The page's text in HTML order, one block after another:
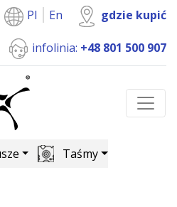
Pl En gdzie kupić
infolinia: +48 801 500 907
Taśmy